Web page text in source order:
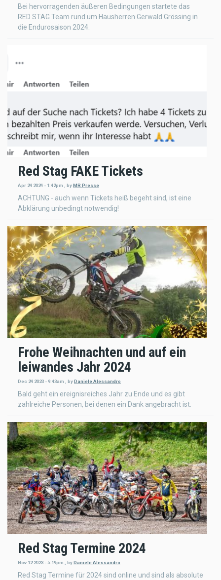
Bei hervorragenden äußeren Bedingungen startete das
RED STAG Team rund um Hausherren Gerwald Grössing in
die Endurosaison 2024.
Red Stag FAKE Tickets
Apr 24 2024 - 1:42pm byMR Presse
ACHTUNG - auch wenn Tickets heiß begeht sind, ist eine
Abklärung unbedingt notwendig!
Frohe Weihnachten und auf ein
leiwandes Jahr 2024
Dec 24 2023 - 9:43am , byDaniele Alessandro
Bald geht ein ereignisreiches Jahr zu Ende und es gibt
zahlreiche Personen, bei denen ein Dank angebracht ist.
Red Stag Termine 2024
Nov 12 2023 - 5:19pm , byDaniele Alessandro
Red Stag Termine für 2024 sind online und sind als absolute